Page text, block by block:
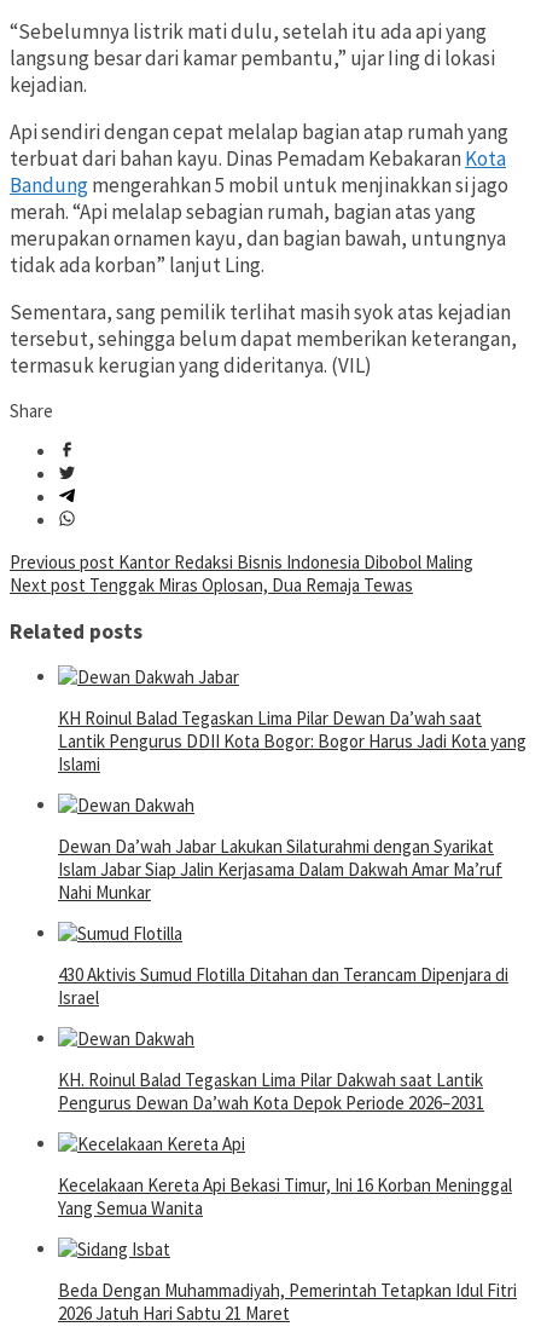
“Sebelumnya listrik mati dulu, setelah itu ada api yang
langsung besar dari kamar pembantu,” ujar Iing di lokasi
kejadian.
Api sendiri dengan cepat melalap bagian atap rumah yang
terbuat dari bahan kayu. Dinas Pemadam KebakaranKota
Bandungmengerahkan 5 mobil untuk menjinakkan si jago
merah. “Api melalap sebagian rumah, bagian atas yang
merupakan ornamen kayu, dan bagian bawah, untungnya
tidak ada korban” lanjut Ling.
Sementara, sang pemilik terlihat masih syok atas kejadian
tersebut, sehingga belum dapat memberikan keterangan,
termasuk kerugian yang dideritanya. (VIL)
Share
Post
navigation
Previous post Kantor Redaksi Bisnis Indonesia Dibobol Maling
Next post Tenggak Miras Oplosan, Dua Remaja Tewas
Related posts
KH Roinul Balad Tegaskan Lima Pilar Dewan Da’wah saat
Lantik Pengurus DDII Kota Bogor: Bogor Harus Jadi Kota yang
Islami
Dewan Da’wah Jabar Lakukan Silaturahmi dengan Syarikat
Islam Jabar Siap Jalin Kerjasama Dalam Dakwah Amar Ma’ruf
Nahi Munkar
430 Aktivis Sumud Flotilla Ditahan dan Terancam Dipenjara di
Israel
KH. Roinul Balad Tegaskan Lima Pilar Dakwah saat Lantik
Pengurus Dewan Da’wah Kota Depok Periode 2026–2031
Kecelakaan Kereta Api Bekasi Timur, Ini 16 Korban Meninggal
Yang Semua Wanita
Beda Dengan Muhammadiyah, Pemerintah Tetapkan Idul Fitri
2026 Jatuh Hari Sabtu 21 Maret